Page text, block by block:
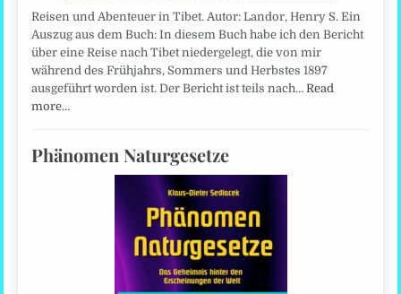
Reisen und Abenteuer in Tibet. Autor: Landor, Henry S. Ein
Auszug aus dem Buch: In diesem Buch habe ich den Bericht
über eine Reise nach Tibet niedergelegt, die von mir
während des Frühjahrs, Sommers und Herbstes 1897
ausgeführt worden ist. Der Bericht ist teils nach…Read
more…
Phänomen Naturgesetze